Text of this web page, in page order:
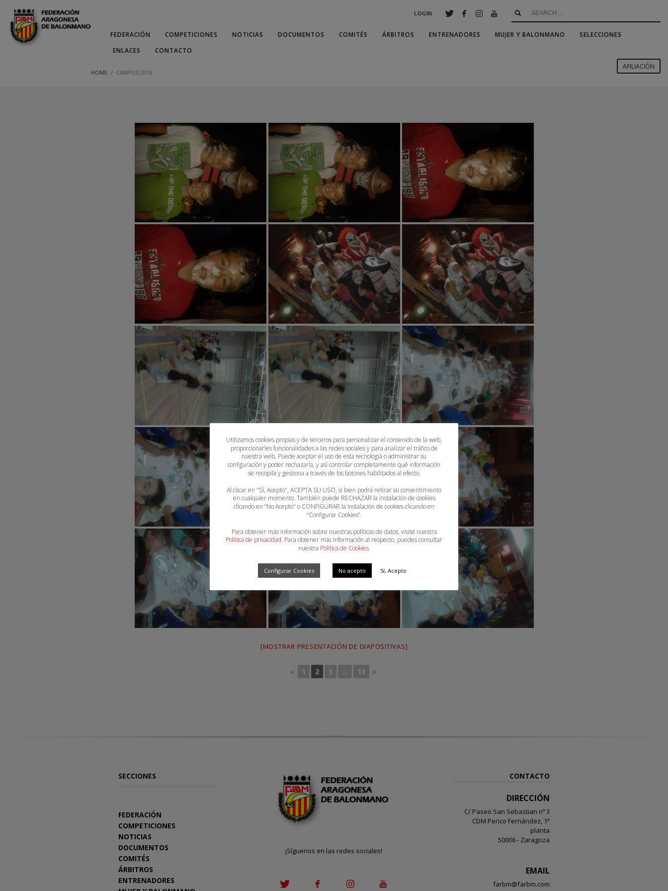
LOGIN
FEDERACIÓN COMPETICIONES NOTICIAS DOCUMENTOS COMITÉS ÁRBITROS ENTRENADORES MUJER Y BALONMANO
SELECCIONES
ENLACES
CONTACTO
AFILIACIÓN
HOME CAMPUS 2013
[MOSTRAR PRESENTACIÓN DE DIAPOSITIVAS]
◄ 1 2 3 ... 13 ►
SECCIONES
FEDERACIÓN
COMPETICIONES
NOTICIAS
DOCUMENTOS
COMITÉS
ÁRBITROS
ENTRENADORES
¡Síguenos en las redes sociales!
CONTACTO
DIRECCIÓN
C/ Paseo San Sebastian nº 3
CDM Perico Fernández, 1ª
planta
50006 - Zaragoza
EMAIL
farbm@farbm.com
Utilizamos cookies propias y de terceros para personalizar el contenido de la web,
proporcionarles funcionalidades a las redes sociales y para analizar el tráfico de
nuestra web. Puede aceptar el uso de esta tecnología o administrar su
configuración y poder rechazarla, y así controlar completamente qué información
se recopila y gestiona a través de los botones habilitados al efecto.
Al clicar en "Sí, Acepto", ACEPTA SU USO, si bien podrá retirar su consentimiento
en cualquier momento. También puede RECHAZAR la instalación de cookies
clicando en “No Acepto" o CONFIGURAR la instalación de cookies clicando en
“Configurar Cookies”.
Para obtener más información sobre nuestras políticas de datos, visite nuestra
Política de privacidad. Para obtener más información al respecto, puedes consultar
nuestra Política de Cookies.
Configurar Cookies No acepto Sí, Acepto